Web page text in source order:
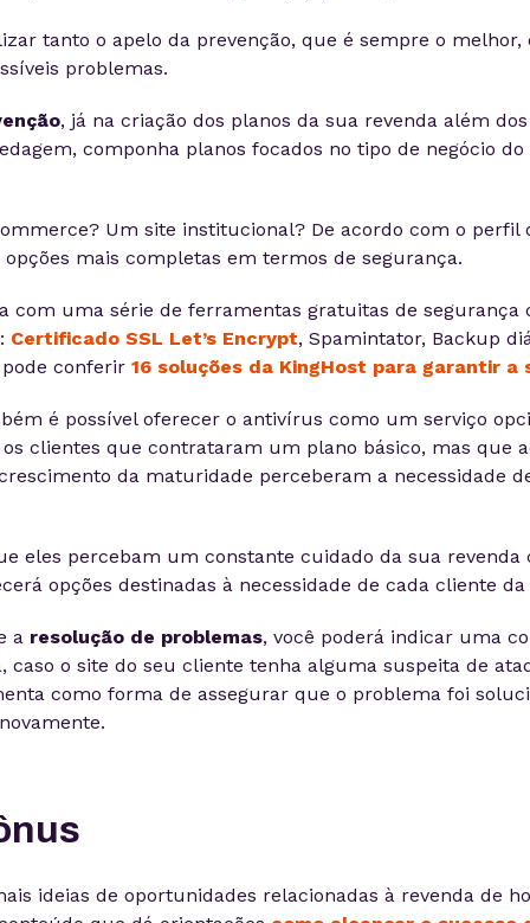
tanto o apelo da prevenção, que é sempre o melhor,
problemas.
, já na criação dos planos da sua revenda além
componha planos focados no tipo de negócio
Um site institucional? De acordo com o perfil
mais completas em termos de segurança.
com uma série de ferramentas gratuitas de segurança
Certificado SSL Let’s Encrypt, Spamintator, Backup
conferir 16 soluções da KingHost para garantir a
é possível oferecer o antivírus como um serviço
clientes que contrataram um plano básico, mas que
da maturidade perceberam a necessidade
eles percebam um constante cuidado da sua revenda
opções destinadas à necessidade de cada cliente
a resolução de problemas, você poderá indicar uma
caso o site do seu cliente tenha alguma suspeita de
como forma de assegurar que o problema foi
ideias de oportunidades relacionadas à revenda de